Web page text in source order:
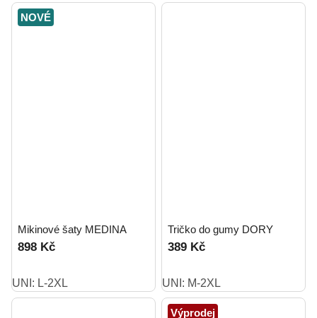
NOVÉ
Mikinové šaty MEDINA
898 Kč
UNI: L-2XL
Tričko do gumy DORY
389 Kč
UNI: M-2XL
Výprodej